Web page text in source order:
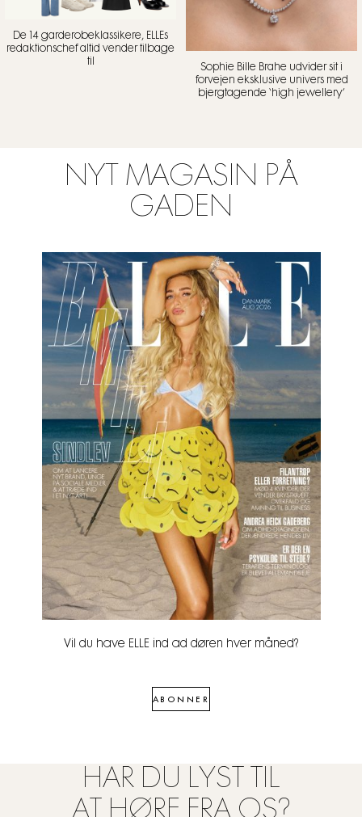
De 14 garderobeklassikere, ELLEs
redaktionschef altid vender tilbage
til
Sophie Bille Brahe udvider sit i
forvejen eksklusive univers med
bjergtagende ‘high jewellery’
NYT MAGASIN PÅ
GADEN
Vil du have ELLE ind ad døren hver måned?
ABONNER
HAR DU LYST TIL
AT HØRE FRA OS?